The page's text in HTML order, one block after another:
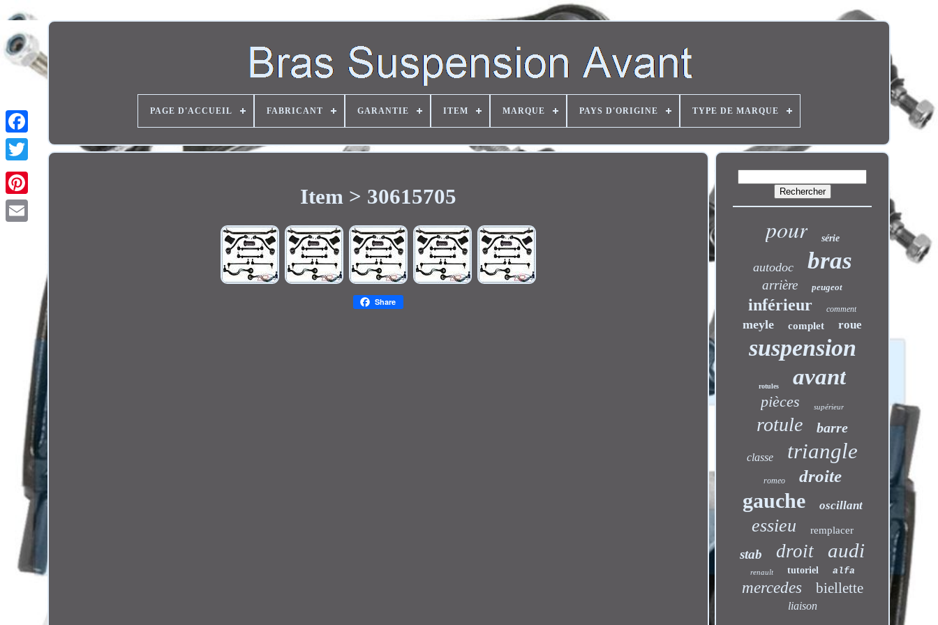
Twitter
PAGE D'ACCUEIL FABRICANT GARANTIE ITEM MARQUE PAYS D'ORIGINE TYPE DE MARQUE
Item > 30615705
Share
pour série
autodoc bras
arrière peugeot
inférieur comment
meyle complet roue
suspension
rotules avant
pièces supérieur
rotule barre
classe triangle
romeo droite
gauche oscillant
essieu remplacer
stab droit audi
renault tutoriel alfa
mercedes biellette
liaison